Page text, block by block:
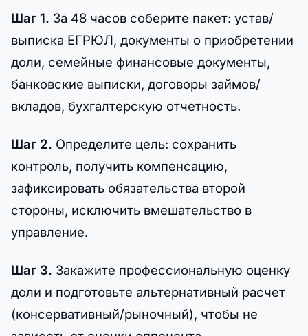
Шаг 1. За 48 часов соберите пакет: устав/
выписка ЕГРЮЛ, документы о приобретении
доли, семейные финансовые документы,
банковские выписки, договоры займов/
вкладов, бухгалтерскую отчетность.
Шаг 2. Определите цель: сохранить
контроль, получить компенсацию,
зафиксировать обязательства второй
стороны, исключить вмешательство в
управление.
Шаг 3. Закажите профессиональную оценку
доли и подготовьте альтернативный расчет
(консервативный/рыночный), чтобы не